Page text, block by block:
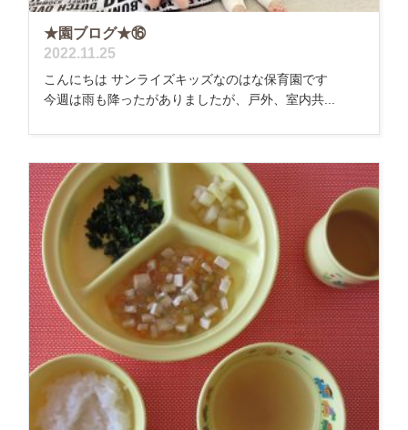
★園ブログ★⑯
2022.11.25
こんにちは サンライズキッズなのはな保育園です
今週は雨も降ったがありましたが、戸外、室内共...